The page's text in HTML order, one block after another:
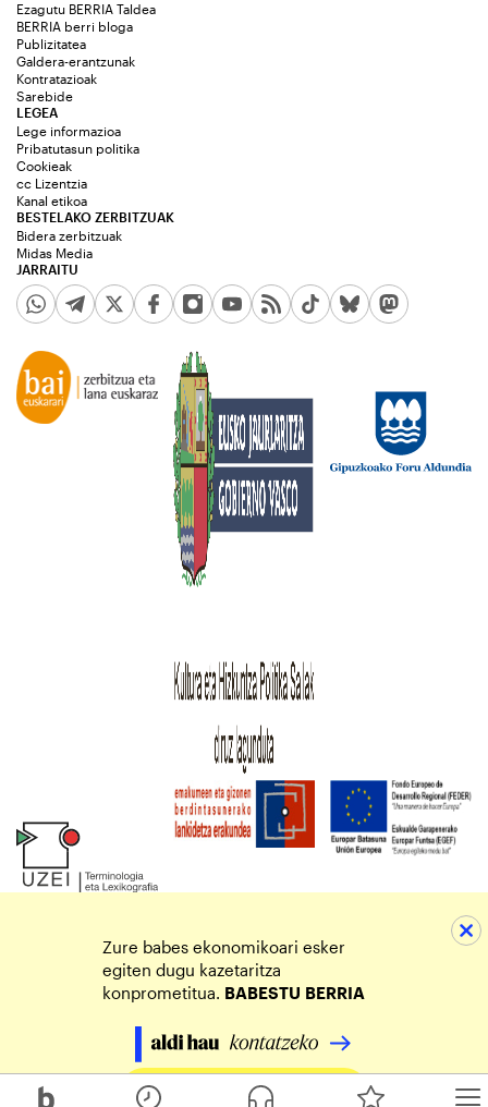
Ezagutu BERRIA Taldea
BERRIA berri bloga
Publizitatea
Galdera-erantzunak
Kontratazioak
Sarebide
JARRAITU
LEGEA
Lege informazioa
Pribatutasun politika
Cookieak
cc Lizentzia
Kanal etikoa
BESTELAKO ZERBITZUAK
Bidera zerbitzuak
Midas Media
Zure babes ekonomikoari esker
egiten dugu kazetaritza
konprometitua. BABESTU BERRIA
Egin zure ekarpena